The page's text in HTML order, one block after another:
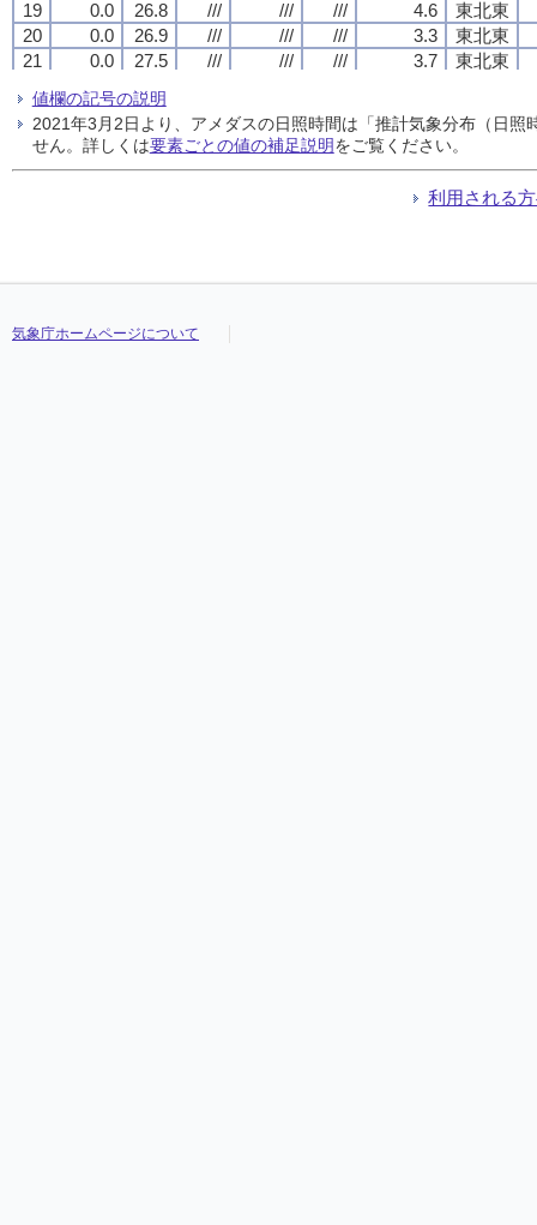
19
0.0 26.8 /// /// /// 4.6
東北東
20
0.0 26.9 /// /// /// 3.3
東北東
21
0.0 27.5 /// /// /// 3.7
東北東
27.9
23
0.0 28.0
東北東
24
0.0 28.1 /// /// /// 4.3 東
19
0.0 26.8 /// /// /// 4.6
東北東
20
0.0 26.9 /// /// /// 3.3
東北東
21
0.0 27.5 /// /// /// 3.7
東北東
27.9
23
0.0 28.0
東北東
24
0.0 28.1 /// /// /// 4.3 東
19
0.0 26.8 /// /// /// 4.6
東北東
20
0.0 26.9 /// /// /// 3.3
東北東
21
0.0 27.5 /// /// /// 3.7
東北東
27.9
23
0.0 28.0
東北東
24
0.0 28.1 /// /// /// 4.3 東
19
0.0 26.8 /// /// /// 4.6
東北東
20
0.0 26.9 /// /// /// 3.3
東北東
21
0.0 27.5 /// /// /// 3.7
東北東
27.9
23
0.0 28.0
東北東
24
0.0 28.1 /// /// /// 4.3 東
値欄の記号の説明
2021年3月2日より、アメダスの日照時間は「推計気象分布（日
せん。詳しくは要素ごとの値の補足説明をご覧ください。
利用される
気象庁ホームページについて